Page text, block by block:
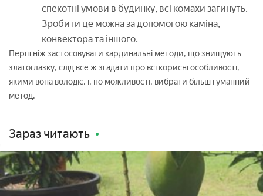
спекотні умови в будинку, всі комахи загинуть.
Зробити це можна за допомогою каміна,
конвектора та іншого.
Перш ніж застосовувати кардинальні методи, що знищують
златоглазку, слід все ж згадати про всі корисні особливості,
якими вона володіє, і, по можливості, вибрати більш гуманний
метод.
Зараз читають